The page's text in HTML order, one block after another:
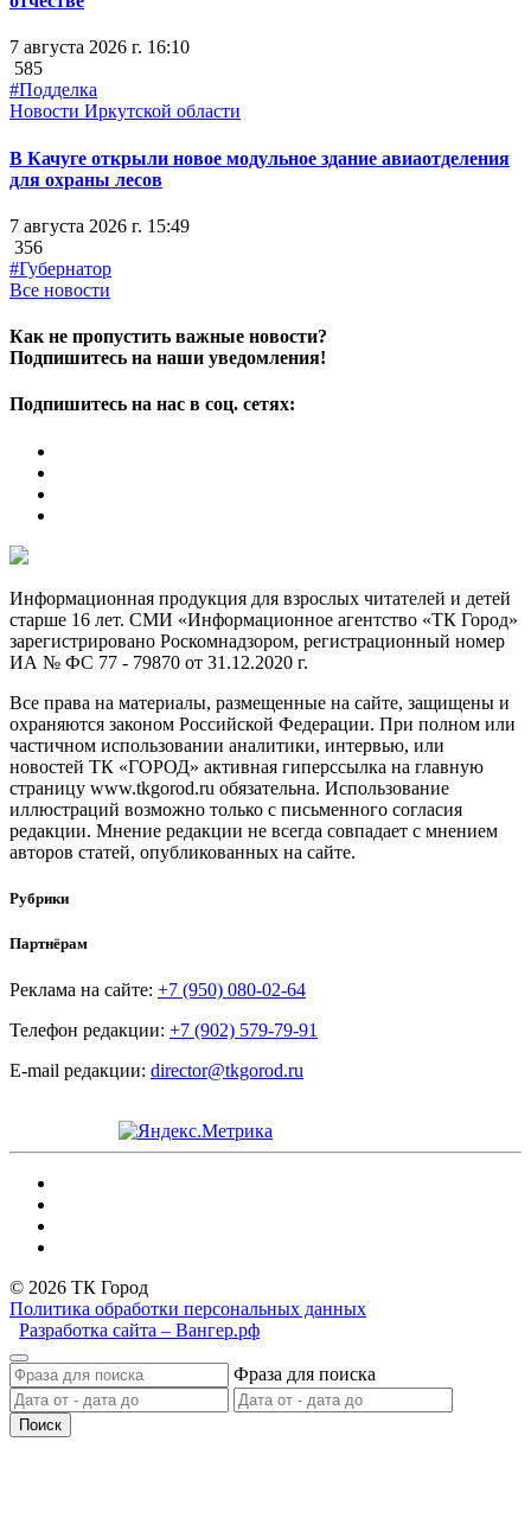
7 августа 2026 г. 16:10
585
#Подделка
Новости Иркутской области
В Качуге открыли новое модульное здание авиаотделения
для охраны лесов
7 августа 2026 г. 15:49
356
#Губернатор
Все новости
Как не пропустить важные новости?
Подпишитесь на наши уведомления!
Подпишитесь на нас в соц. сетях:
Информационная продукция для взрослых читателей и детей
старше 16 лет. СМИ «Информационное агентство «ТК Город»
зарегистрировано Роскомнадзором, регистрационный номер
ИА № ФС 77 - 79870 от 31.12.2020 г.
Все права на материалы, размещенные на сайте, защищены и
охраняются законом Российской Федерации. При полном или
частичном использовании аналитики, интервью, или
новостей ТК «ГОРОД» активная гиперссылка на главную
страницу www.tkgorod.ru обязательна. Использование
иллюстраций возможно только с письменного согласия
редакции. Мнение редакции не всегда совпадает с мнением
авторов статей, опубликованных на сайте.
Рубрики
Партнёрам
Реклама на сайте: +7 (950) 080-02-64
Телефон редакции: +7 (902) 579-79-91
E-mail редакции: director@tkgorod.ru
© 2026 ТК Город
Политика обработки персональных данных
Разработка сайта – Вангер.рф
Фраза для поиска
Поиск